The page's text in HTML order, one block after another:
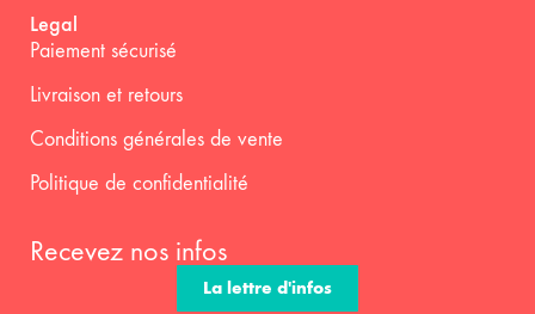
Legal
Paiement sécurisé
Livraison et retours
Conditions générales de vente
Politique de confidentialité
Recevez nos infos
La lettre d'infos